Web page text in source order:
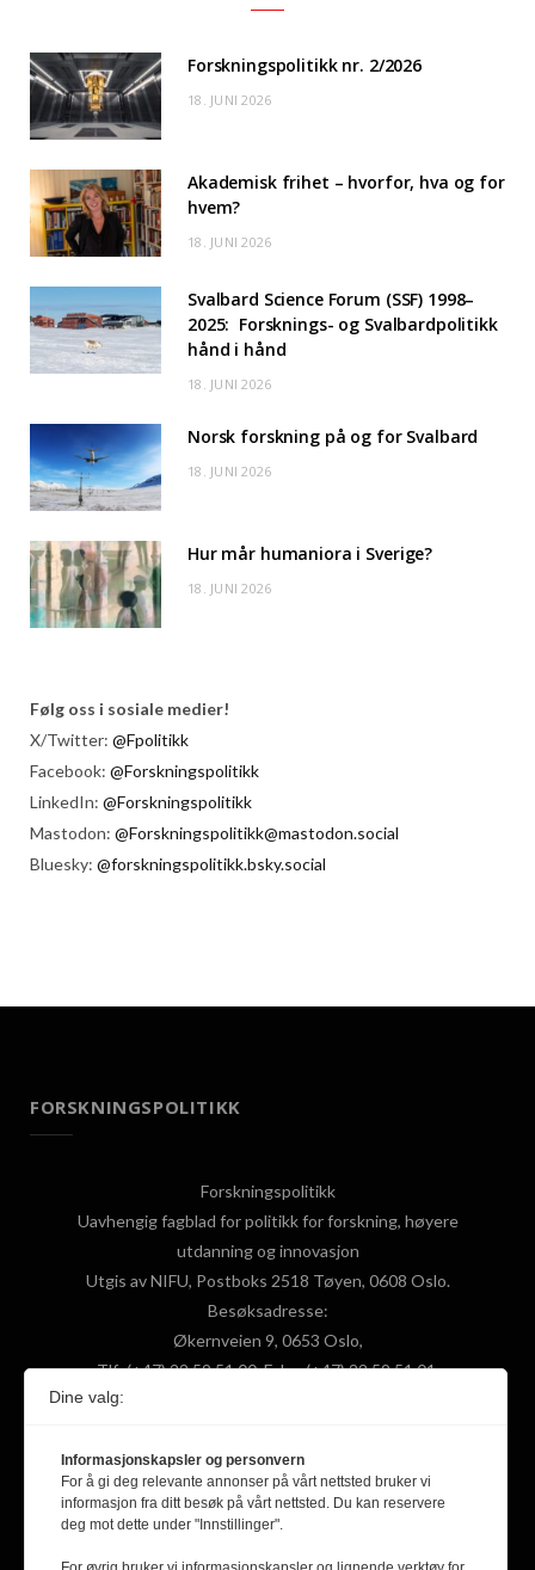
Forskningspolitikk nr. 2/2026
18. JUNI 2026
Akademisk frihet – hvorfor, hva og for
hvem?
18. JUNI 2026
Svalbard Science Forum (SSF) 1998–
2025: Forsknings- og Svalbardpolitikk
hånd i hånd
18. JUNI 2026
Norsk forskning på og for Svalbard
18. JUNI 2026
Hur mår humaniora i Sverige?
18. JUNI 2026
Følg oss i sosiale medier!
X/Twitter: @Fpolitikk
Facebook: @Forskningspolitikk
LinkedIn: @Forskningspolitikk
Mastodon: @Forskningspolitikk@mastodon.social
Bluesky: @forskningspolitikk.bsky.social
FORSKNINGSPOLITIKK
Forskningspolitikk
Uavhengig fagblad for politikk for forskning, høyere
utdanning og innovasjon
Utgis av NIFU, Postboks 2518 Tøyen, 0608 Oslo.
Besøksadresse:
Økernveien 9, 0653 Oslo,
Tlf: (+47) 22 59 51 00, Faks: (+47) 22 59 51 01,
F
a
c
X
(
T
Y
u
L
n
Dine valg:
Informasjonskapsler og personvern
For å gi deg relevante annonser på vårt nettsted bruker vi
informasjon fra ditt besøk på vårt nettsted. Du kan reservere
deg mot dette under "Innstillinger".